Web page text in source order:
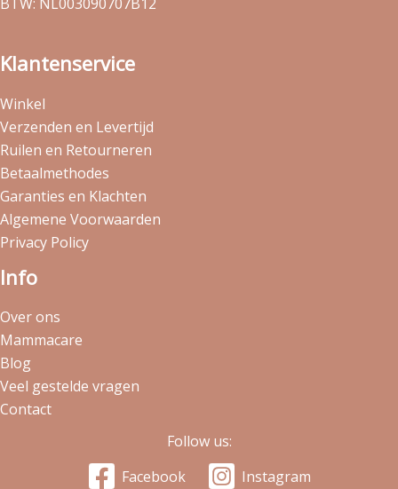
Klantenservice
Winkel
Verzenden en Levertijd
Ruilen en Retourneren
Betaalmethodes
Garanties en Klachten
Algemene Voorwaarden
Privacy Policy
Info
Over ons
Mammacare
Blog
Veel gestelde vragen
Contact
Follow us:
Facebook
Instagram